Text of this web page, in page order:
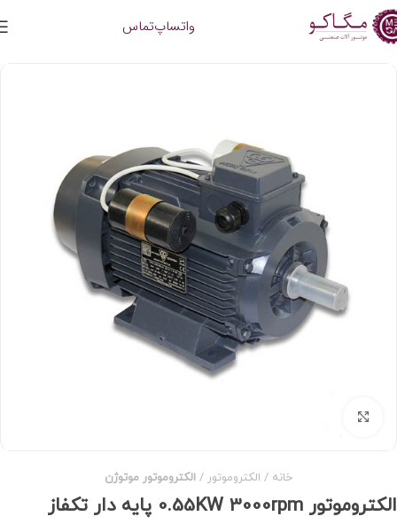
واتساپتماس
خانه الکتروموتور الکتروموتور موتوژن
الکتروموتور 0.55KW 3000rpm پایه دار تکفاز